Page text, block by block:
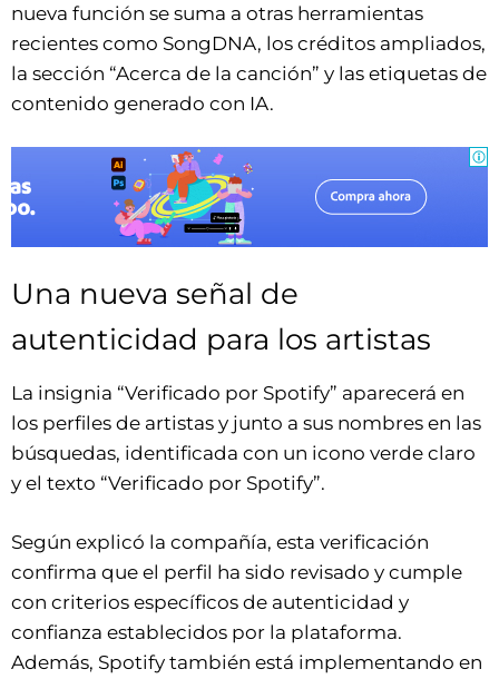
nueva función se suma a otras herramientas
recientes como SongDNA, los créditos ampliados,
la sección “Acerca de la canción” y las etiquetas de
contenido generado con IA.
Una nueva señal de
autenticidad para los artistas
La insignia “Verificado por Spotify” aparecerá en
los perfiles de artistas y junto a sus nombres en las
búsquedas, identificada con un icono verde claro
y el texto “Verificado por Spotify”.
Según explicó la compañía, esta verificación
confirma que el perfil ha sido revisado y cumple
con criterios específicos de autenticidad y
confianza establecidos por la plataforma.
Además, Spotify también está implementando en